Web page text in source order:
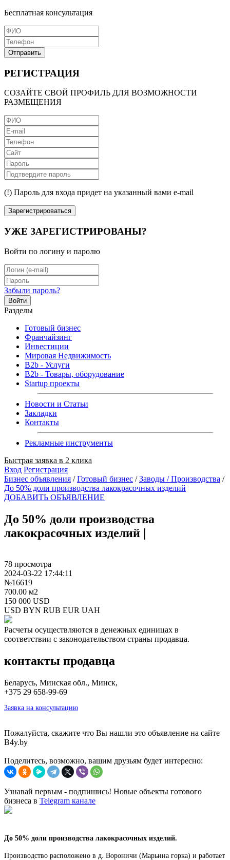
Бесплатная консультация
Отправить
РЕГИСТРАЦИЯ
СОЗАЙТЕ СВОЙ ПРОФИЛЬ ДЛЯ ВОЗМОЖНОСТИ
РАЗМЕЩЕНИЯ
(!) Пароль для входа придет на указанный вами e-mail
Зарегистрироваться
УЖЕ ЗАРЕГИСТРИРОВАНЫ?
Войти по логину и паролю
Забыли пароль?
Войти
Разделы
Готовый бизнес
Франчайзинг
Инвестиции
Мировая Недвижимость
B2b - Услуги
B2b - Товары, оборудование
Startup проекты
Новости и Статьи
Закладки
Контакты
Рекламные инструменты
Быстрая заявка в 2 клика
Вход Регистрация
Бизнес объявления /Готовый бизнес /Заводы / Производства /
До 50% доли производства лакокрасочных изделий
ДОБАВИТЬ ОБЪЯВЛЕНИЕ
До 50% доли производства
лакокрасочных изделий |
78 просмотра
2024-03-22 17:44:11
№16619
700.00 м2
150 000 USD
USD BYN RUB EUR UAH
Расчеты осуществляются в денежных единицах в
соответствии с законодательством страны продавца.
контакты продавца
Беларусь, Минская обл., Минск,
+375 29 658-99-69
Заявка на консультацию
Пожалуйста, скажите что Вы нашли это объявление на сайте
B4y.by
Поделитесь, возможно, вашим друзьям будет интересно:
Узнавай первым - подпишись! Новые объекты готового
бизнеса в Telegram канале
До 50% доли производства лакокрасочных изделий.
Производство расположено в д. Вороничи (Марьина горка) и работает